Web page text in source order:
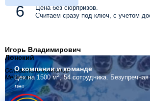
Цена без сюрпризов.
Считаем сразу под ключ, с учетом
Игорь Владимирович
Лонский
Основатель компании
Мебелино
О компаниии команде
Цех на 1500 м2, 54 сотрудника.
лет.